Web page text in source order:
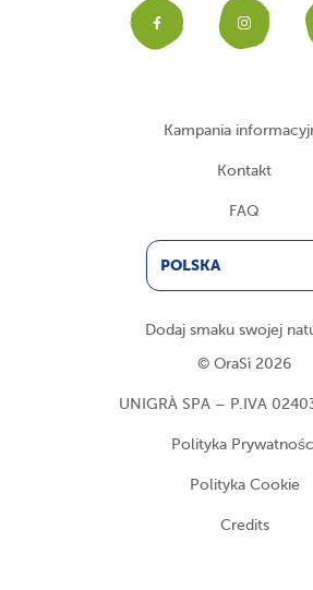
Kampania
Kontakt
FAQ
POLSKA
Dodaj smaku swojej
© OraSì 2026
UNIGRÀ SPA – P.IVA
Polityka
Polityka Cookie
Credits